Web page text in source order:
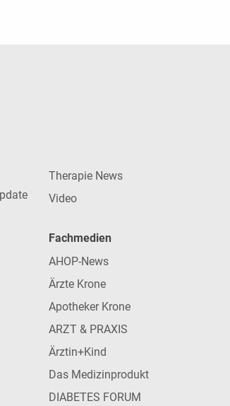
Therapie News
Video
Fachmedien
AHOP-News
Ärzte Krone
Apotheker Krone
ARZT & PRAXIS
Ärztin+Kind
Das Medizinprodukt
DIABETES FORUM